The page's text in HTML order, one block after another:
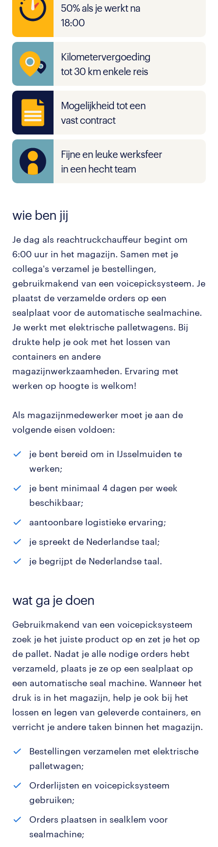
50% als je werkt na
18:00
Kilometervergoeding
tot 30 km enkele reis
Mogelijkheid tot een
vast contract
Fijne en leuke werksfeer
in een hecht team
wie ben jij
Je dag als reachtruckchauffeur begint om
6:00 uur in het magazijn. Samen met je
collega's verzamel je bestellingen,
gebruikmakend van een voicepicksysteem. Je
plaatst de verzamelde orders op een
sealplaat voor de automatische sealmachine.
Je werkt met elektrische palletwagens. Bij
drukte help je ook met het lossen van
containers en andere
magazijnwerkzaamheden. Ervaring met
werken op hoogte is welkom!
Als magazijnmedewerker moet je aan de
volgende eisen voldoen:
je bent bereid om in IJsselmuiden te
werken;
je bent minimaal 4 dagen per week
beschikbaar;
aantoonbare logistieke ervaring;
je spreekt de Nederlandse taal;
je begrijpt de Nederlandse taal.
wat ga je doen
Gebruikmakend van een voicepicksysteem
zoek je het juiste product op en zet je het op
de pallet. Nadat je alle nodige orders hebt
verzameld, plaats je ze op een sealplaat op
een automatische seal machine. Wanneer het
druk is in het magazijn, help je ook bij het
lossen en legen van geleverde containers, en
verricht je andere taken binnen het magazijn.
Bestellingen verzamelen met elektrische
palletwagen;
Orderlijsten en voicepicksysteem
gebruiken;
Orders plaatsen in sealklem voor
sealmachine;